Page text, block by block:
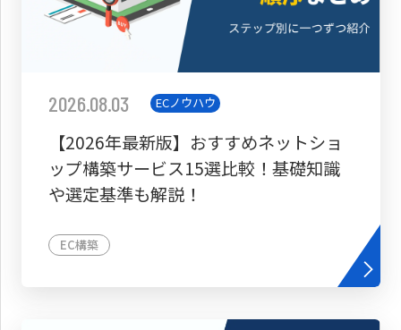
2026.08.03 ECノウハウ
【2026年最新版】おすすめネットショ
ップ構築サービス15選比較！基礎知識
や選定基準も解説！
EC構築